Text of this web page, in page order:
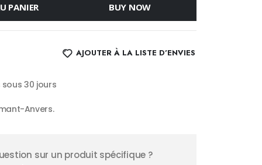
PANIER BUY NOW
AJOUTER À LA LISTE D’ENVIES
30 jours
Anvers.
sur un produit spécifique ?